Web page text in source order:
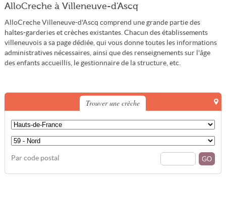
AlloCreche à Villeneuve-d'Ascq
AlloCreche Villeneuve-d'Ascq comprend une grande partie des
haltes-garderies et crèches existantes. Chacun des établissements
villeneuvois a sa page dédiée, qui vous donne toutes les informations
administratives nécessaires, ainsi que des renseignements sur l'âge
des enfants accueillis, le gestionnaire de la structure, etc.
Trouver une crèche
Par code postal